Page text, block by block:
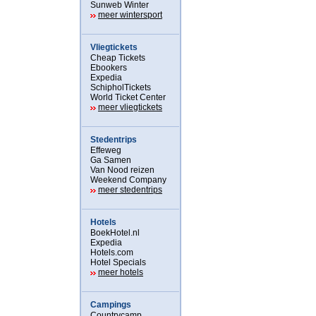
Sunweb Winter
meer wintersport
Vliegtickets
Cheap Tickets
Ebookers
Expedia
SchipholTickets
World Ticket Center
meer vliegtickets
Stedentrips
Effeweg
Ga Samen
Van Nood reizen
Weekend Company
meer stedentrips
Hotels
BoekHotel.nl
Expedia
Hotels.com
Hotel Specials
meer hotels
Campings